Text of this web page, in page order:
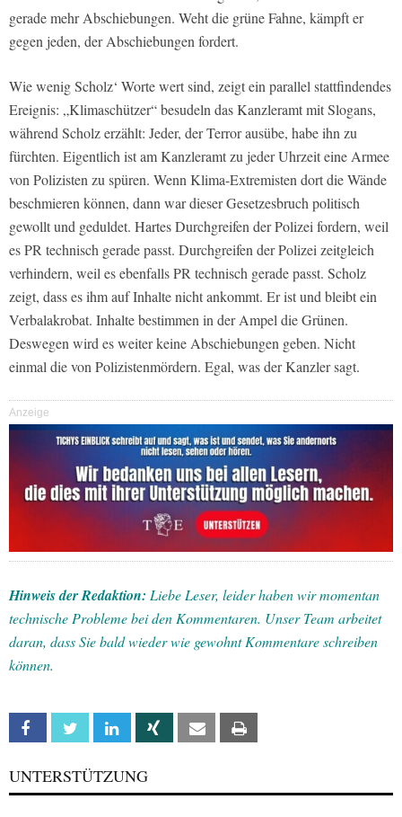
gerade mehr Abschiebungen. Weht die grüne Fahne, kämpft er
gegen jeden, der Abschiebungen fordert.
Wie wenig Scholz‘ Worte wert sind, zeigt ein parallel stattfindendes
Ereignis: „Klimaschützer“ besudeln das Kanzleramt mit Slogans,
während Scholz erzählt: Jeder, der Terror ausübe, habe ihn zu
fürchten. Eigentlich ist am Kanzleramt zu jeder Uhrzeit eine Armee
von Polizisten zu spüren. Wenn Klima-Extremisten dort die Wände
beschmieren können, dann war dieser Gesetzesbruch politisch
gewollt und geduldet. Hartes Durchgreifen der Polizei fordern, weil
es PR technisch gerade passt. Durchgreifen der Polizei zeitgleich
verhindern, weil es ebenfalls PR technisch gerade passt. Scholz
zeigt, dass es ihm auf Inhalte nicht ankommt. Er ist und bleibt ein
Verbalakrobat. Inhalte bestimmen in der Ampel die Grünen.
Deswegen wird es weiter keine Abschiebungen geben. Nicht
einmal die von Polizistenmördern. Egal, was der Kanzler sagt.
Anzeige
Hinweis der Redaktion: Liebe Leser, leider haben wir momentan
technische Probleme bei den Kommentaren. Unser Team arbeitet
daran, dass Sie bald wieder wie gewohnt Kommentare schreiben
können.
Facebook Twitter Linkedin Xing Email
UNTERSTÜTZUNG